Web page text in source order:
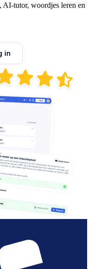
AI-tutor, woordjes leren en
in